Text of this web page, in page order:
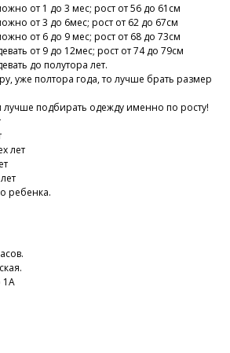
от 1 до 3 мес; рост от 56 до 61см
от 3 до 6мес; рост от 62 до 67см
от 6 до 9 мес; рост от 68 до 73см
от 9 до 12мес; рост от 74 до 79см
до полутора лет.
уже полтора года, то лучше брать размер
лучше подбирать одежду именно по росту!
лет
ребенка.
1А